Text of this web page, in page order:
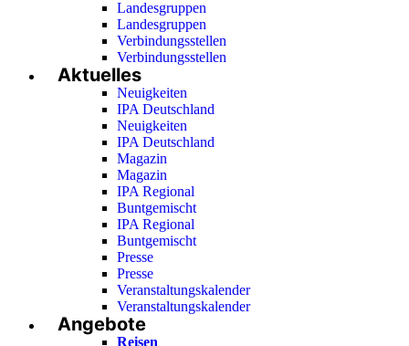
Landesgruppen
Landesgruppen
Verbindungsstellen
Verbindungsstellen
Aktuelles
Neuigkeiten
IPA Deutschland
Neuigkeiten
IPA Deutschland
Magazin
Magazin
IPA Regional
Buntgemischt
IPA Regional
Buntgemischt
Presse
Presse
Veranstaltungskalender
Veranstaltungskalender
Angebote
Reisen